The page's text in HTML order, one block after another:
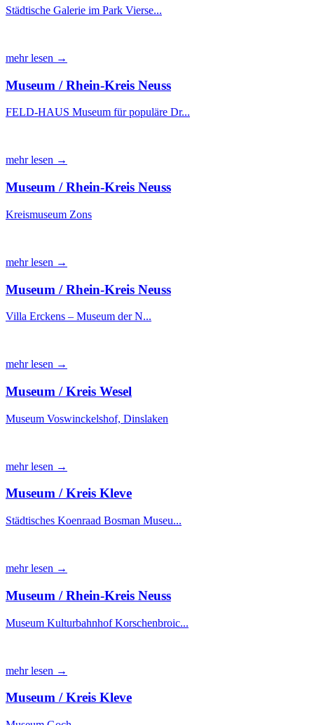
Städtische Galerie im Park Vierse...
mehr lesen →
Museum / Rhein-Kreis Neuss
FELD-HAUS Museum für populäre Dr...
mehr lesen →
Museum / Rhein-Kreis Neuss
Kreismuseum Zons
mehr lesen →
Museum / Rhein-Kreis Neuss
Villa Erckens – Museum der N...
mehr lesen →
Museum / Kreis Wesel
Museum Voswinckelshof, Dinslaken
mehr lesen →
Museum / Kreis Kleve
Städtisches Koenraad Bosman Museu...
mehr lesen →
Museum / Rhein-Kreis Neuss
Museum Kulturbahnhof Korschenbroic...
mehr lesen →
Museum / Kreis Kleve